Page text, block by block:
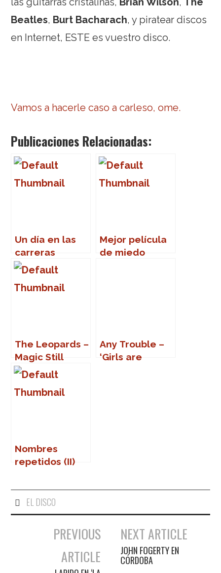
Beatles, Burt Bacharach, y piratear discos
en Internet, ESTE es vuestro disco.
Vamos a hacerle caso a carleso, ome.
Publicaciones Relacionadas:
Un día en las
carreras
Mejor película
de miedo
The Leopards –
Magic Still
Exists
Any Trouble –
‘Girls are
Nombres
repetidos (II)
EL DISCO
Navegación de entradas
PREVIOUS
ARTICLE
NEXT ARTICLE
JOHN FOGERTY EN
CÓRDOBA